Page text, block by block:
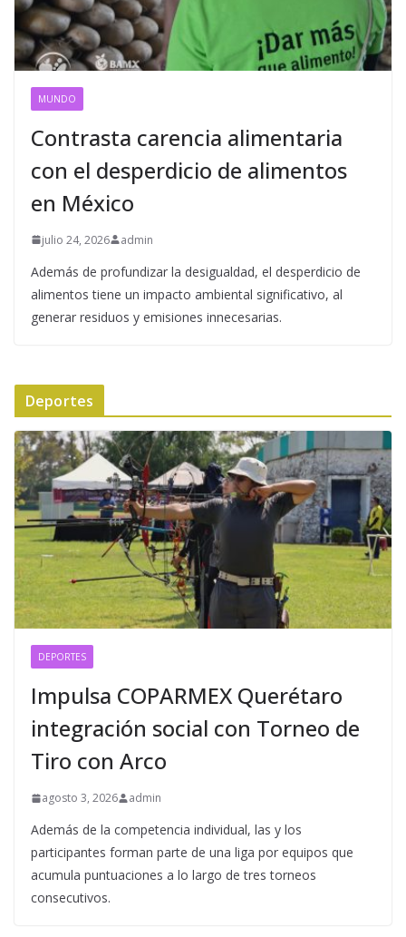
MUNDO
Contrasta carencia alimentaria
con el desperdicio de alimentos
en México
julio 24, 2026 admin
Además de profundizar la desigualdad, el desperdicio de
alimentos tiene un impacto ambiental significativo, al
generar residuos y emisiones innecesarias.
Deportes
DEPORTES
Impulsa COPARMEX Querétaro
integración social con Torneo de
Tiro con Arco
agosto 3, 2026 admin
Además de la competencia individual, las y los
participantes forman parte de una liga por equipos que
acumula puntuaciones a lo largo de tres torneos
consecutivos.